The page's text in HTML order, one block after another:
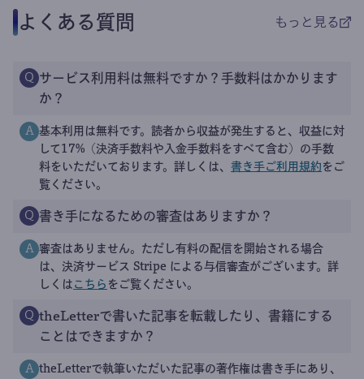
よくある質問 もっと見る
Q サービス利用料は無料ですか？手数料はかかります
か？
A 基本利用は無料です。読者から収益が発生すると、収益に対
して17%（決済手数料や入金手数料をすべて含む）の手数
料をいただいております。詳しくは、 書き手ご利用規約 をご
覧ください。
Q 書き手になるための審査はありますか？
A 審査はありません。ただし有料の配信を開始される場合
は、決済サービス Stripe による与信審査がございます。詳
しくは こちら をご覧ください。
Q theLetterで書いた記事を転載したり、書籍にする
ことはできますか？
A theLetterで執筆いただいた記事の著作権は書き手にあり、